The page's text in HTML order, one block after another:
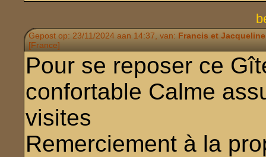
Gepost op: 23/11/2024 aan 14:37, van: Francis et Jacqueline
[France]
Pour se reposer ce
confortable Calme
visites
Remerciement à la